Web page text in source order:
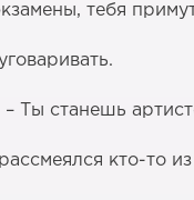
тебя
Ты станешь
кто-то